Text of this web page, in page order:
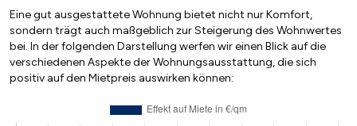
Eine gut ausgestattete Wohnung bietet nicht nur Komfort,
sondern trägt auch maßgeblich zur Steigerung des Wohnwertes
bei. In der folgenden Darstellung werfen wir einen Blick auf die
verschiedenen Aspekte der Wohnungsausstattung, die sich
positiv auf den Mietpreis auswirken können: